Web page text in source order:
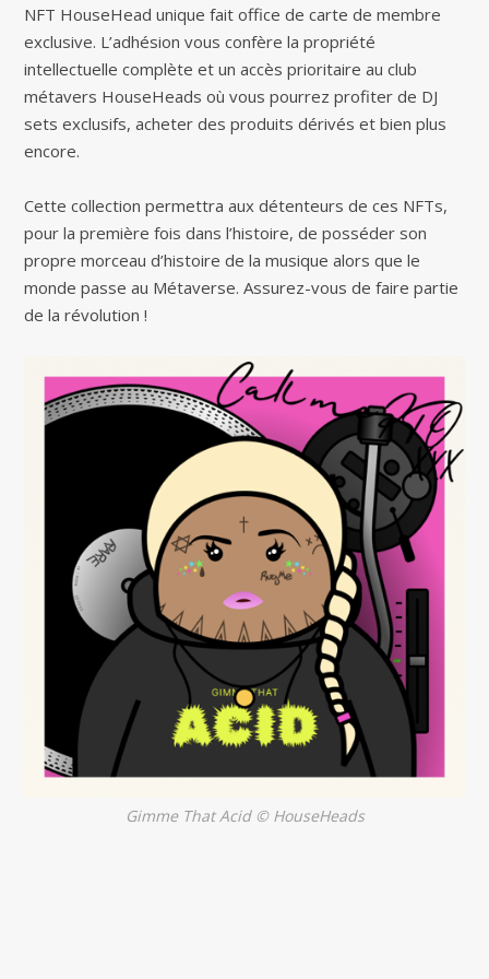
NFT HouseHead unique fait office de carte de membre
exclusive. L’adhésion vous confère la propriété
intellectuelle complète et un accès prioritaire au club
métavers HouseHeads où vous pourrez profiter de DJ
sets exclusifs, acheter des produits dérivés et bien plus
encore.
Cette collection permettra aux détenteurs de ces NFTs,
pour la première fois dans l’histoire, de posséder son
propre morceau d’histoire de la musique alors que le
monde passe au Métaverse. Assurez-vous de faire partie
de la révolution !
Gimme That Acid © HouseHeads